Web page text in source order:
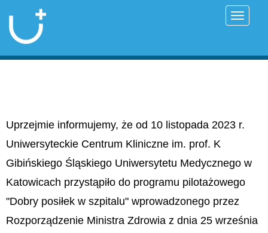
Uprzejmie informujemy, że od 10 listopada 2023 r.
Uniwersyteckie Centrum Kliniczne im. prof. K
Gibińskiego Śląskiego Uniwersytetu Medycznego w
Katowicach przystąpiło do programu pilotażowego
"Dobry posiłek w szpitalu" wprowadzonego przez
Rozporządzenie Ministra Zdrowia z dnia 25 września